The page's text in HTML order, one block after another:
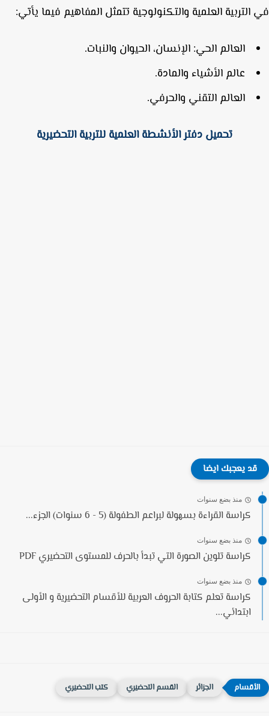
العلمية والتكنولوجية تتمثل المفاهيم فيما يأتي:
العالم الحي: الإنسان، الحيوان والنبات.
عالم الأشياء والمادة.
العالم التقني والحرفي.
تحميل دفتر الأنشطة العلمية للتربية التحضيرية
قد يعجبك ايضا
منذ بضع سنوات
كراسة القراءة بسهولة لبراعم الطفولة (5 - 6 سنوات) الجزء...
منذ بضع سنوات
كراسة تلوين الصورة التي تبدأ بالحرف للمستوى التحضيري PDF
منذ بضع سنوات
كراسة تعلم كتابة الحروف العربية للأقسام التحضيرية و الأولى
ابتدائي...
الجزائر القسم التحضيري كتب التحضيري